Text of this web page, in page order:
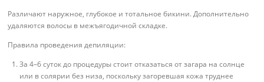
Различают наружное, глубокое и тотальное бикини. Дополнительно
удаляются волосы в межъягодичной складке.
Правила проведения депиляции:
За 4–6 суток до процедуры стоит отказаться от загара на солнце
или в солярии без низа, поскольку загоревшая кожа труднее